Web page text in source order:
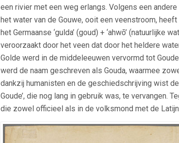
een rivier met een weg erlangs. Volgens een
het water van de Gouwe, ooit een veenstroom, heeft
het Germaanse ‘gulda’ (goud) + ‘ahwõ’ (natuurlijke
veroorzaakt door het veen dat door het heldere
Golde werd in de middeleeuwen vervormd tot
werd de naam geschreven als Gouda, waarmee
dankzij humanisten en de geschiedschrijving wist
Goude’, die nog lang in gebruik was, te vervangen.
die zowel officieel als in de volksmond met de